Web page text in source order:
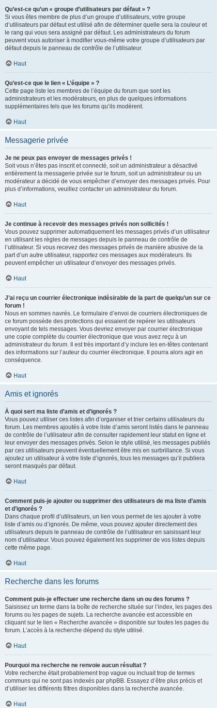
Qu’est-ce qu’un « groupe d’utilisateurs par défaut » ?
Si vous êtes membre de plus d’un groupe d’utilisateurs, votre groupe
d’utilisateurs par défaut est utilisé afin de déterminer quelle sera la couleur et
le rang qui vous sera assigné par défaut. Les administrateurs du forum
peuvent vous autoriser à modifier vous-même votre groupe d’utilisateurs par
défaut depuis le panneau de contrôle de l’utilisateur.
Haut
Qu’est-ce que le lien « L’équipe » ?
Cette page liste les membres de l’équipe du forum que sont les
administrateurs et les modérateurs, en plus de quelques informations
supplémentaires tels que les forums qu’ils modèrent.
Haut
Messagerie privée
Je ne peux pas envoyer de messages privés !
Soit vous n’êtes pas inscrit et connecté, soit un administrateur a désactivé
entièrement la messagerie privée sur le forum, soit un administrateur ou un
modérateur a décidé de vous empêcher d’envoyer des messages privés. Pour
plus d’informations, veuillez contacter un administrateur du forum.
Haut
Je continue à recevoir des messages privés non sollicités !
Vous pouvez supprimer automatiquement les messages privés d’un utilisateur
en utilisant les règles de messages depuis le panneau de contrôle de
l’utilisateur. Si vous recevez des messages privés de manière abusive de la
part d’un autre utilisateur, rapportez ces messages aux modérateurs. Ils
peuvent empêcher un utilisateur d’envoyer des messages privés.
Haut
J’ai reçu un courrier électronique indésirable de la part de quelqu’un sur ce
forum !
Nous en sommes navrés. Le formulaire d’envoi de courriers électroniques de
ce forum possède des protections qui essaient de repérer les utilisateurs
envoyant de tels messages. Vous devriez envoyer par courrier électronique
une copie complète du courrier électronique que vous avez reçu à un
administrateur du forum. Il est très important d’y inclure les en-têtes contenant
des informations sur l’auteur du courrier électronique. Il pourra alors agir en
conséquence.
Haut
Amis et ignorés
À quoi sert ma liste d’amis et d’ignorés ?
Vous pouvez utiliser ces listes afin d’organiser et trier certains utilisateurs du
forum. Les membres ajoutés à votre liste d’amis seront listés dans le panneau
de contrôle de l’utilisateur afin de consulter rapidement leur statut en ligne et
leur envoyer des messages privés. Selon le style utilisé, les messages publiés
par ces utilisateurs peuvent éventuellement être mis en surbrillance. Si vous
ajoutez un utilisateur à votre liste d’ignorés, tous les messages qu’il publiera
seront masqués par défaut.
Haut
Comment puis-je ajouter ou supprimer des utilisateurs de ma liste d’amis
et d’ignorés ?
Dans chaque profil d’utilisateurs, un lien vous permet de les ajouter à votre
liste d’amis ou d’ignorés. De même, vous pouvez ajouter directement des
utilisateurs depuis le panneau de contrôle de l’utilisateur en saisissant leur
nom d’utilisateur. Vous pouvez également les supprimer de vos listes depuis
cette même page.
Haut
Recherche dans les forums
Comment puis-je effectuer une recherche dans un ou des forums ?
Saisissez un terme dans la boîte de recherche située sur l’index, les pages des
forums ou les pages de sujets. La recherche avancée est accessible en
cliquant sur le lien « Recherche avancée » disponible sur toutes les pages du
forum. L’accès à la recherche dépend du style utilisé.
Haut
Pourquoi ma recherche ne renvoie aucun résultat ?
Votre recherche était probablement trop vague ou incluait trop de termes
communs qui ne sont pas indexés par phpBB. Essayez d’être plus précis et
d’utiliser les différents filtres disponibles dans la recherche avancée.
Haut